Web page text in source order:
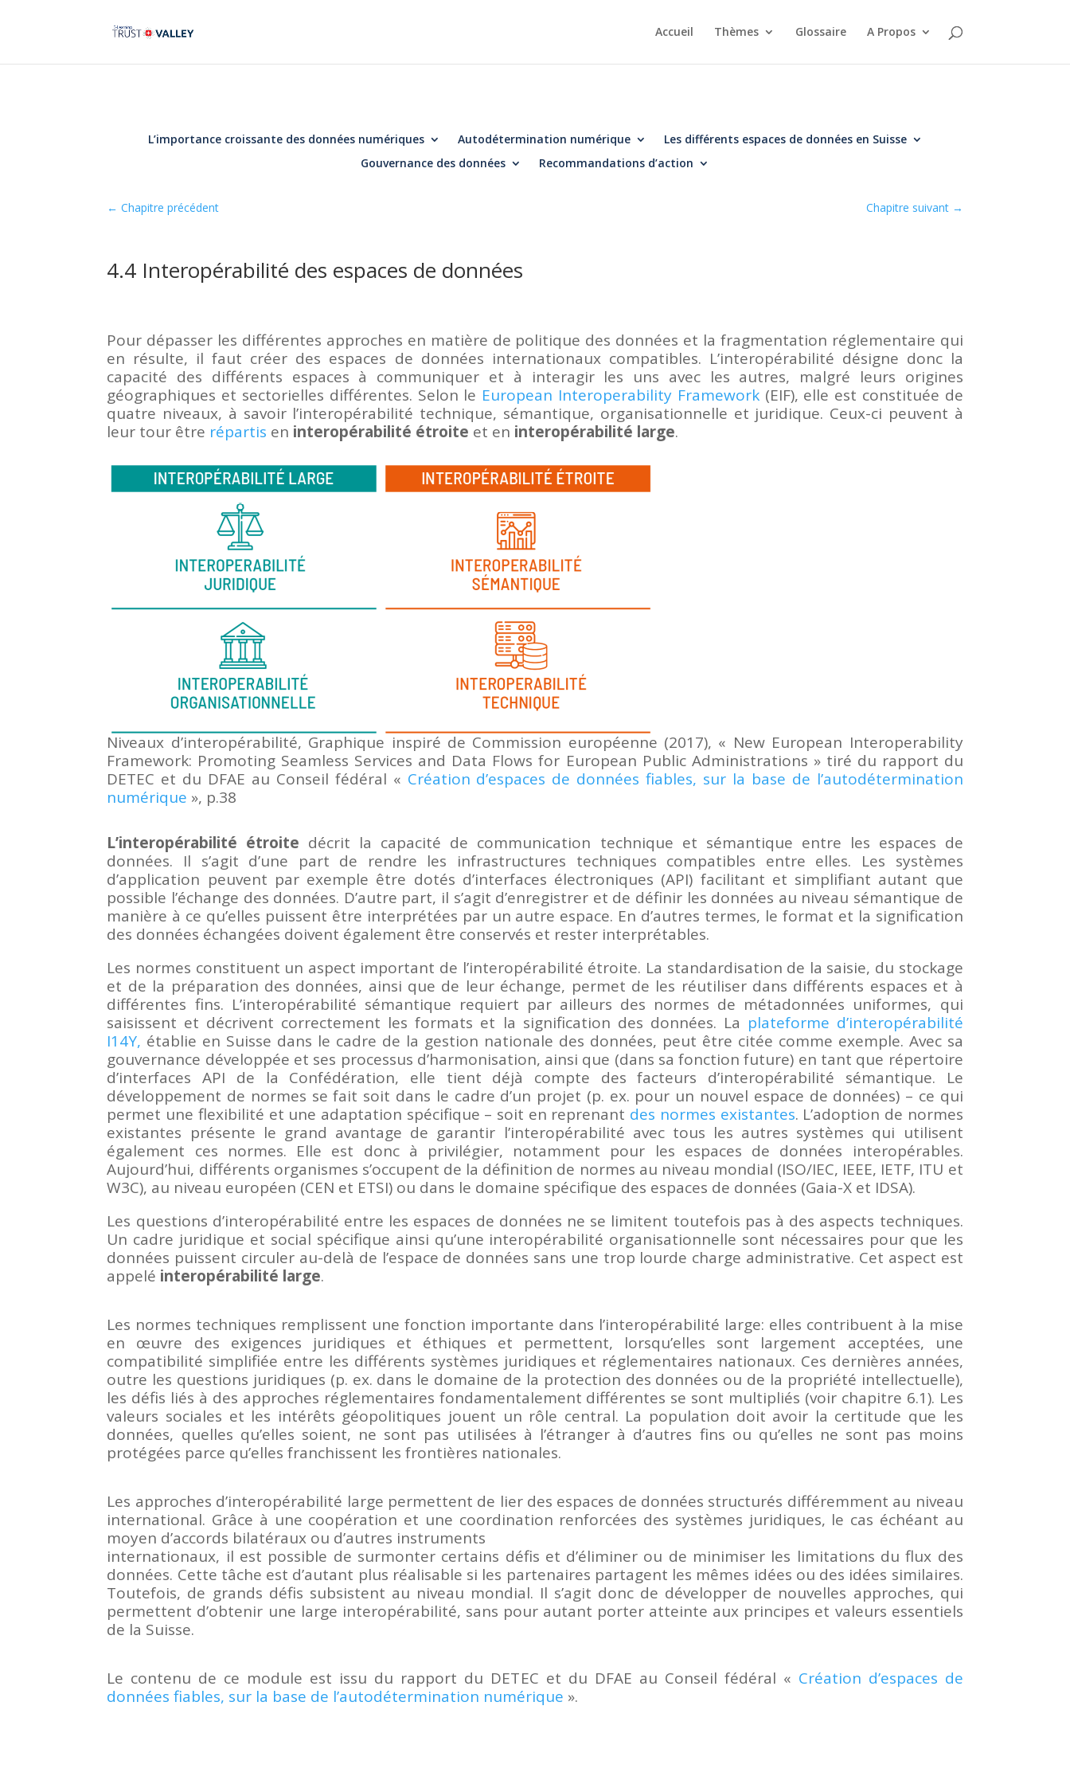
Accueil Thèmes Glossaire A Propos
L’importance croissante des données numériques Autodétermination numérique
Les différents espaces de données en Suisse
Gouvernance des données
Recommandations d’action
←Chapitre précédent Chapitre suivant→
4.4 Interopérabilité des espaces de données
Pour dépasser les différentes approches en matière de politique des données et la fragmentation réglementaire qui
en résulte, il faut créer des espaces de données internationaux compatibles. L’interopérabilité désigne donc la
capacité des différents espaces à communiquer et à interagir les uns avec les autres, malgré leurs origines
géographiques et sectorielles différentes. Selon le European Interoperability Framework (EIF), elle est constituée de
quatre niveaux, à savoir l’interopérabilité technique, sémantique, organisationnelle et juridique. Ceux-ci peuvent à
leur tour être répartis en interopérabilité étroite et en interopérabilité large.
Niveaux d’interopérabilité, Graphique inspiré de Commission européenne (2017), « New European Interoperability
Framework: Promoting Seamless Services and Data Flows for European Public Administrations » tiré du rapport du
DETEC et du DFAE au Conseil fédéral « Création d’espaces de données fiables, sur la base de l’autodétermination
numérique », p.38
L’interopérabilité étroite décrit la capacité de communication technique et sémantique entre les espaces de
données. Il s’agit d’une part de rendre les infrastructures techniques compatibles entre elles. Les systèmes
d’application peuvent par exemple être dotés d’interfaces électroniques (API) facilitant et simplifiant autant que
possible l’échange des données. D’autre part, il s’agit d’enregistrer et de définir les données au niveau sémantique de
manière à ce qu’elles puissent être interprétées par un autre espace. En d’autres termes, le format et la signification
des données échangées doivent également être conservés et rester interprétables.
Les normes constituent un aspect important de l’interopérabilité étroite. La standardisation de la saisie, du stockage
et de la préparation des données, ainsi que de leur échange, permet de les réutiliser dans différents espaces et à
différentes fins. L’interopérabilité sémantique requiert par ailleurs des normes de métadonnées uniformes, qui
saisissent et décrivent correctement les formats et la signification des données. La plateforme d’interopérabilité
I14Y, établie en Suisse dans le cadre de la gestion nationale des données, peut être citée comme exemple. Avec sa
gouvernance développée et ses processus d’harmonisation, ainsi que (dans sa fonction future) en tant que répertoire
d’interfaces API de la Confédération, elle tient déjà compte des facteurs d’interopérabilité sémantique. Le
développement de normes se fait soit dans le cadre d’un projet (p. ex. pour un nouvel espace de données) – ce qui
permet une flexibilité et une adaptation spécifique – soit en reprenant des normes existantes. L’adoption de normes
existantes présente le grand avantage de garantir l’interopérabilité avec tous les autres systèmes qui utilisent
également ces normes. Elle est donc à privilégier, notamment pour les espaces de données interopérables.
Aujourd’hui, différents organismes s’occupent de la définition de normes au niveau mondial (ISO/IEC, IEEE, IETF, ITU et
W3C), au niveau européen (CEN et ETSI) ou dans le domaine spécifique des espaces de données (Gaia-X et IDSA).
Les questions d’interopérabilité entre les espaces de données ne se limitent toutefois pas à des aspects techniques.
Un cadre juridique et social spécifique ainsi qu’une interopérabilité organisationnelle sont nécessaires pour que les
données puissent circuler au-delà de l’espace de données sans une trop lourde charge administrative. Cet aspect est
appelé interopérabilité large.
Les normes techniques remplissent une fonction importante dans l’interopérabilité large: elles contribuent à la mise
en œuvre des exigences juridiques et éthiques et permettent, lorsqu’elles sont largement acceptées, une
compatibilité simplifiée entre les différents systèmes juridiques et réglementaires nationaux. Ces dernières années,
outre les questions juridiques (p. ex. dans le domaine de la protection des données ou de la propriété intellectuelle),
les défis liés à des approches réglementaires fondamentalement différentes se sont multipliés (voir chapitre 6.1). Les
valeurs sociales et les intérêts géopolitiques jouent un rôle central. La population doit avoir la certitude que les
données, quelles qu’elles soient, ne sont pas utilisées à l’étranger à d’autres fins ou qu’elles ne sont pas moins
protégées parce qu’elles franchissent les frontières nationales.
Les approches d’interopérabilité large permettent de lier des espaces de données structurés différemment au niveau
international. Grâce à une coopération et une coordination renforcées des systèmes juridiques, le cas échéant au
moyen d’accords bilatéraux ou d’autres instruments
internationaux, il est possible de surmonter certains défis et d’éliminer ou de minimiser les limitations du flux des
données. Cette tâche est d’autant plus réalisable si les partenaires partagent les mêmes idées ou des idées similaires.
Toutefois, de grands défis subsistent au niveau mondial. Il s’agit donc de développer de nouvelles approches, qui
permettent d’obtenir une large interopérabilité, sans pour autant porter atteinte aux principes et valeurs essentiels
de la Suisse.
Le contenu de ce module est issu du rapport du DETEC et du DFAE au Conseil fédéral « Création d’espaces de
données fiables, sur la base de l’autodétermination numérique ».